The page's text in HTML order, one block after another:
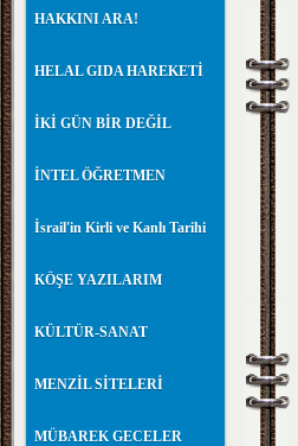
HAKKINI ARA!
HELAL GIDA HAREKETİ
İKİ GÜN BİR DEĞİL
İNTEL ÖĞRETMEN
İsrail'in Kirli ve Kanlı Tarihi
KÖŞE YAZILARIM
KÜLTÜR-SANAT
MENZİL SİTELERİ
MÜBAREK GECELER